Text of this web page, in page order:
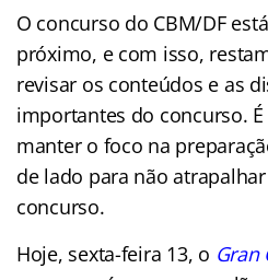
O concurso do CBM/DF
próximo, e com isso,
revisar os conteúdos e as
importantes do concurso.
manter o foco na
de lado para não
concurso.
Hoje, sexta-feira 13, o Gran